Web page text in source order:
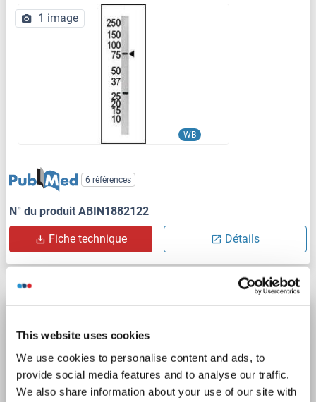
This website uses cookies
We use cookies to personalise content and ads, to
provide social media features and to analyse our traffic.
We also share information about your use of our site with
WB
1 image
6 références
N° du produit ABIN1882122
Fiche technique Détails
PTPN1 Reactivité: Humain
Polyclonal
unconjugated
2 images